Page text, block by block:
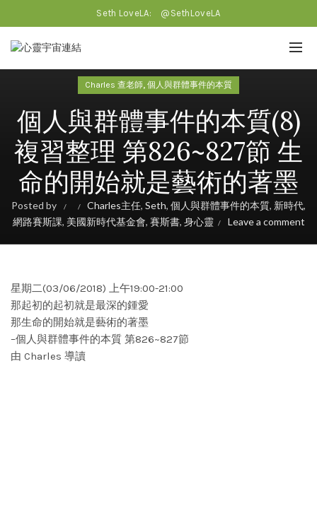
Seth LoveLA: @SethLoveLA
Charles 查老師, 個人與群體事件的本質
個人與群體事件的本質(8)
複習整理 第826~827節 生
命的開始就是藝術的著墨
Posted by Charles主任, Seth, 個人與群體事件的本質, 新時代,
網路賽斯課, 美國新時代基金會, 賽斯書, 身心靈 Leave a comment
星期二(03/06/2018) 上午19:00-21:00
那起初的起初就是最深的鍾愛
那生命的開始就是藝術的著墨
–個人與群體事件的本質 第826~827節
由 Charles 導讀